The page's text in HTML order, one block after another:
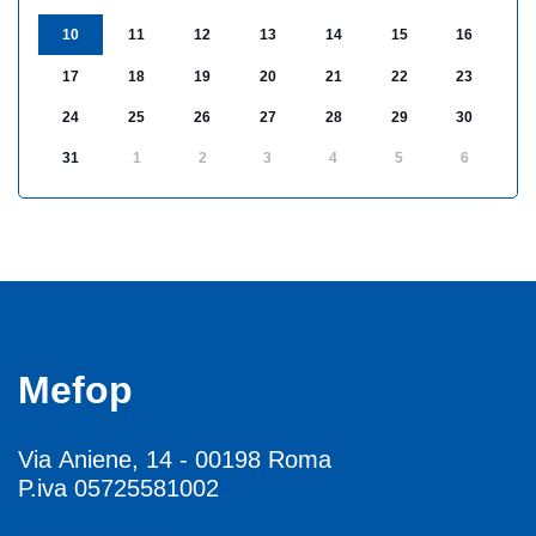
10 11 12 13 14 15 16
17 18 19 20 21 22 23
24 25 26 27 28 29 30
31 1 2 3 4 5 6
Mefop
Via Aniene, 14 - 00198 Roma
P.iva 05725581002